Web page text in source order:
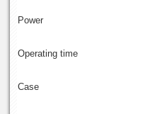
Power
Operating time
Case